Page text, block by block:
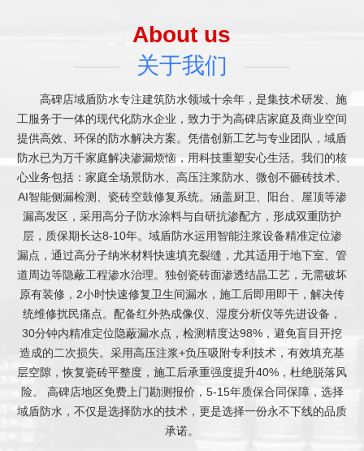
About us
关于我们
高碑店域盾防水专注建筑防水领域十余年，是集技术研发、施
工服务于一体的现代化防水企业，致力于为高碑店家庭及商业空间
提供高效、环保的防水解决方案。凭借创新工艺与专业团队，域盾
防水已为万千家庭解决渗漏烦恼，用科技重塑安心生活。我们的核
心业务包括：家庭全场景防水、高压注浆防水、微创不砸砖技术、
AI智能侧漏检测、瓷砖空鼓修复系统。涵盖厨卫、阳台、屋顶等渗
漏高发区，采用高分子防水涂料与自研抗渗配方，形成双重防护
层，质保期长达8-10年。域盾防水运用智能注浆设备精准定位渗
漏点，通过高分子纳米材料快速填充裂缝，尤其适用于地下室、管
道周边等隐蔽工程渗水治理。独创瓷砖面渗透结晶工艺，无需破坏
原有装修，2小时快速修复卫生间漏水，施工后即用即干，解决传
统维修扰民痛点。配备红外热成像仪、湿度分析仪等先进设备，
30分钟内精准定位隐蔽漏水点，检测精度达98%，避免盲目开挖
造成的二次损失。采用高压注浆+负压吸附专利技术，有效填充基
层空隙，恢复瓷砖平整度，施工后承重强度提升40%，杜绝脱落风
险。 高碑店地区免费上门勘测报价，5-15年质保合同保障，选择
域盾防水，不仅是选择防水的技术，更是选择一份永不下线的品质
承诺。